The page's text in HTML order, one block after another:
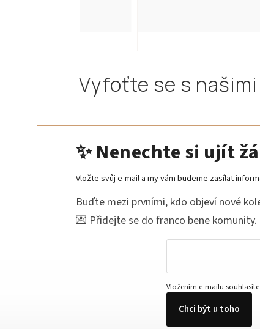
Vyfoťte se s
✨ Nenechte si ujít
Vložte svůj e-mail a my vám budeme zasílat
Buďte mezi prvními, kdo objeví nové
💌 Přidejte se do franco bene komunity.
Vložením e-mailu
Chci být u toho